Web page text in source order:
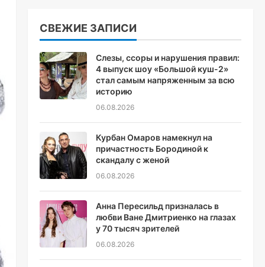
СВЕЖИЕ ЗАПИСИ
Слезы, ссоры и нарушения правил:
4 выпуск шоу «Большой куш-2»
стал самым напряженным за всю
историю
06.08.2026
Курбан Омаров намекнул на
причастность Бородиной к
скандалу с женой
06.08.2026
Анна Пересильд призналась в
любви Ване Дмитриенко на глазах
у 70 тысяч зрителей
06.08.2026